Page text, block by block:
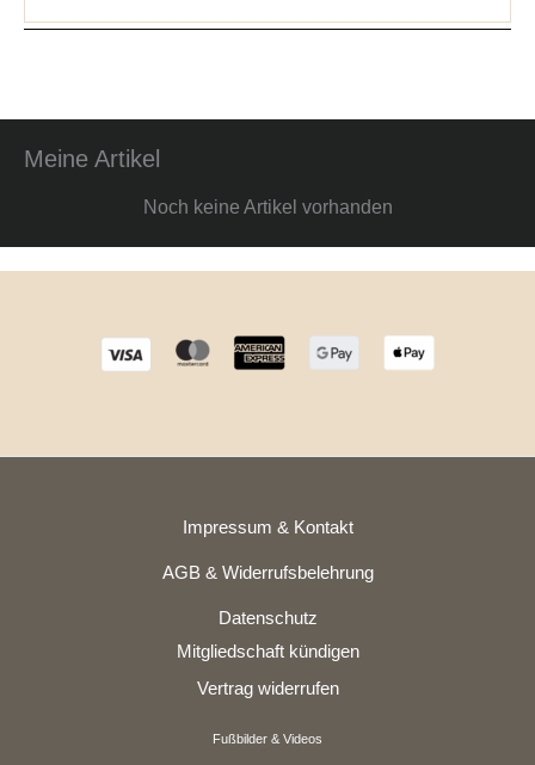
Meine Artikel
Noch keine Artikel vorhanden
Impressum & Kontakt
AGB & Widerrufsbelehrung
Datenschutz
Mitgliedschaft kündigen
Vertrag widerrufen
Fußbilder & Videos